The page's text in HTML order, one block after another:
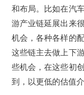
和布局。比如在汽
游产业链延展出来
机会，各种各样的
这些链主去做上下
些机会，在这些初
到，以更低的估值介